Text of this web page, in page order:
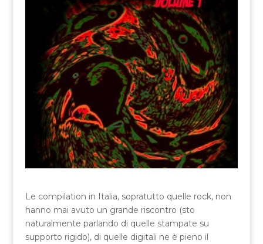
Le compilation in Italia, sopratutto quelle rock, non
hanno mai avuto un grande riscontro (sto
naturalmente parlando di quelle stampate su
supporto rigido), di quelle digitali ne è pieno il